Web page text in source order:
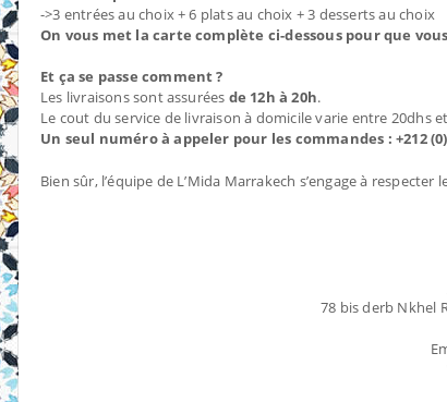
->3 entrées au choix + 6 plats au choix + 3 desserts au choix
On vous met la carte complète ci-dessous pour que
Et ça se passe comment ?
Les livraisons sont assurées de 12h à 20h.
Le cout du service de livraison à domicile varie entre 20dhs
Un seul numéro à appeler pour les commandes : +212
Bien sûr, l’équipe de L’Mida Marrakech s’engage à
78 bis derb Nkhel